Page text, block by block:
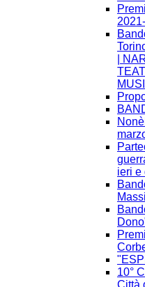
|
ieri e
10°